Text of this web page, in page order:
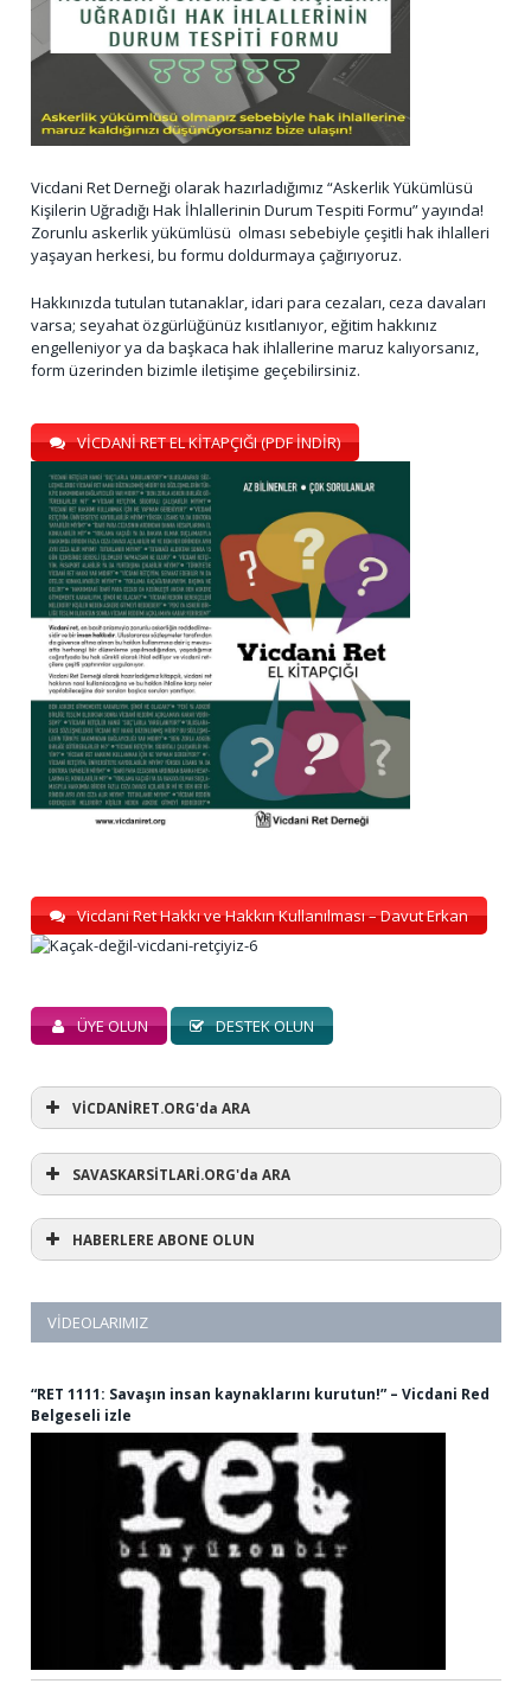
Vicdani Ret Derneği olarak hazırladığımız “Askerlik Yükümlüsü
Kişilerin Uğradığı Hak İhlallerinin Durum Tespiti Formu” yayında!
Zorunlu askerlik yükümlüsü olması sebebiyle çeşitli hak ihlalleri
yaşayan herkesi, bu formu doldurmaya çağırıyoruz.
Hakkınızda tutulan tutanaklar, idari para cezaları, ceza davaları
varsa; seyahat özgürlüğünüz kısıtlanıyor, eğitim hakkınız
engelleniyor ya da başkaca hak ihlallerine maruz kalıyorsanız,
form üzerinden bizimle iletişime geçebilirsiniz.
VİCDANİ RET EL KİTAPÇIĞI (PDF İNDİR)
Vicdani Ret Hakkı ve Hakkın Kullanılması – Davut Erkan
ÜYE OLUN DESTEK OLUN
VİCDANİRET.ORG'da ARA
SAVASKARSİTLARİ.ORG'da ARA
HABERLERE ABONE OLUN
VIDEOLARIMIZ
“RET 1111: Savaşın insan kaynaklarını kurutun!” – Vicdani Red
Belgeseli izle